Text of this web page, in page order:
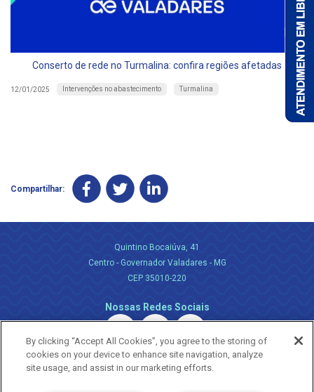
Conserto de rede no Turmalina: confira regiões afetadas
12/01/2025 Intervenções no abastecimento Turmalina
Compartilhar:
Quintino Bocaiúva, 41
Centro - Governador Valadares - MG
CEP 35010-220
Nossas Redes Sociais
By clicking “Accept All Cookies”, you agree to the storing of
cookies on your device to enhance site navigation, analyze
site usage, and assist in our marketing efforts.